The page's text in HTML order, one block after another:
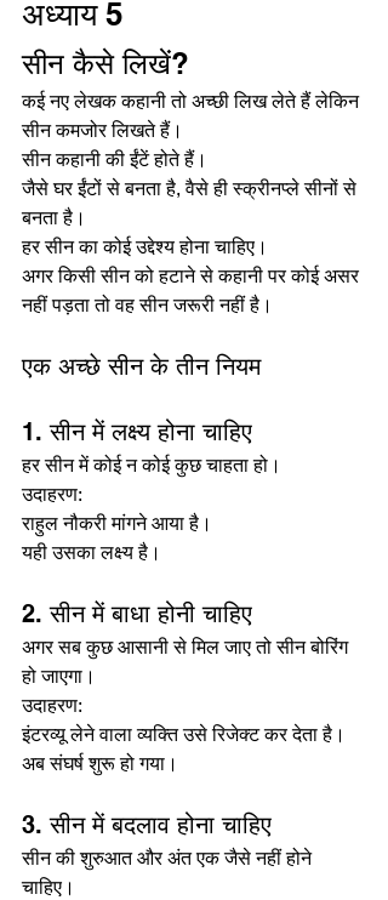
अध्याय 5
सीन कैसे लिखें?
कई नए लेखक कहानी तो अच्छी लिख लेते हैं लेकिन
सीन कमजोर लिखते हैं।
सीन कहानी की ईंटें होते हैं।
जैसे घर ईंटों से बनता है, वैसे ही स्क्रीनप्ले सीनों से
बनता है।
हर सीन का कोई उद्देश्य होना चाहिए।
अगर किसी सीन को हटाने से कहानी पर कोई असर
नहीं पड़ता तो वह सीन जरूरी नहीं है।
एक अच्छे सीन के तीन नियम
1. सीन में लक्ष्य होना चाहिए
हर सीन में कोई न कोई कुछ चाहता हो।
उदाहरण:
राहुल नौकरी मांगने आया है।
यही उसका लक्ष्य है।
2. सीन में बाधा होनी चाहिए
अगर सब कुछ आसानी से मिल जाए तो सीन बोरिंग
हो जाएगा।
उदाहरण:
इंटरव्यू लेने वाला व्यक्ति उसे रिजेक्ट कर देता है।
अब संघर्ष शुरू हो गया।
3. सीन में बदलाव होना चाहिए
सीन की शुरुआत और अंत एक जैसे नहीं होने
चाहिए।